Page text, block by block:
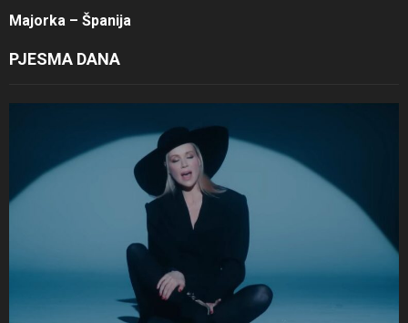
Majorka – Španija
PJESMA DANA